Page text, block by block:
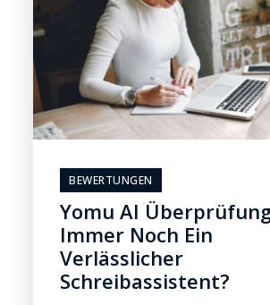
BEWERTUNGEN
Yomu AI
Immer Noch Ein
Verlässlicher
Schreibassistent?